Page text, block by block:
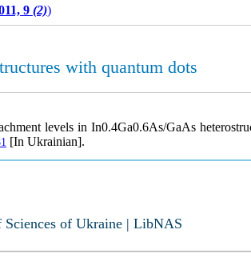
9 (2))
with quantum dots
levels in In0.4Ga0.6As/GaAs
[In Ukrainian].
of Ukraine | LibNAS